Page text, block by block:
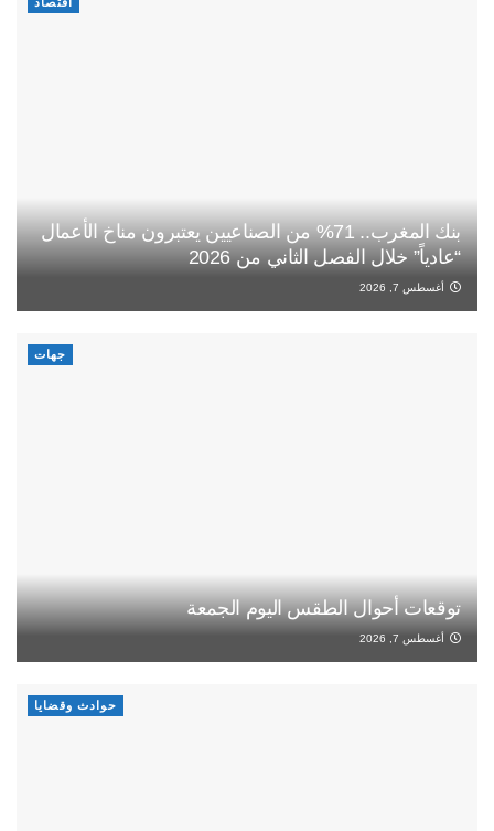
بنك المغرب.. 71% من الصناعيين يعتبرون مناخ الأعمال
“عادياً” خلال الفصل الثاني من 2026
أغسطس 7, 2026
جهات
توقعات أحوال الطقس اليوم الجمعة
أغسطس 7, 2026
حوادث وقضايا